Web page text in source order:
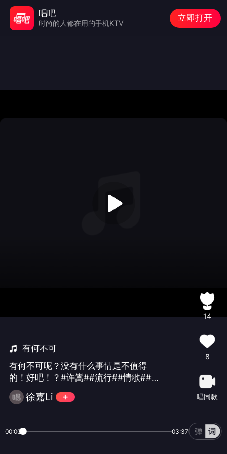
有何不可
有何不可呢？没有什么事情是不值得
的！好吧！？#许嵩##流行##情歌##少
年##青年##00后##国语#
徐嘉Li
14
8
唱同款
00:00 03:37
唱吧
时尚的人都在用的手机KTV
立即打开